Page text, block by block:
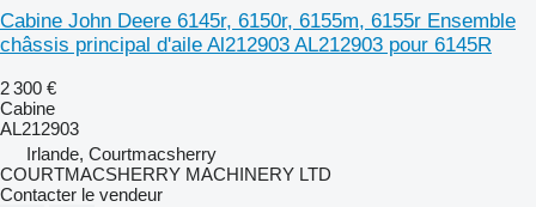
Cabine John Deere 6145r, 6150r, 6155m, 6155r Ensemble
châssis principal d'aile Al212903 AL212903 pour 6145R
2 300 €
Cabine
AL212903
Irlande, Courtmacsherry
COURTMACSHERRY MACHINERY LTD
Contacter le vendeur